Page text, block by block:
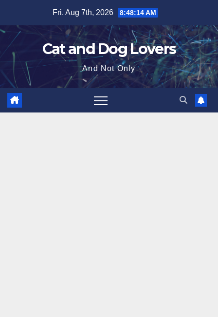
content
Fri. Aug 7th, 2026 8:48:15 AM
Cat and Dog Lovers
And Not Only